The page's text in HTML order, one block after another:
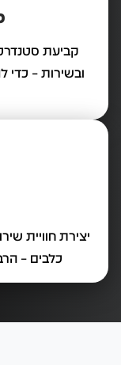
קביעת
ובשירות –
יצירת חוויית
כלבים –